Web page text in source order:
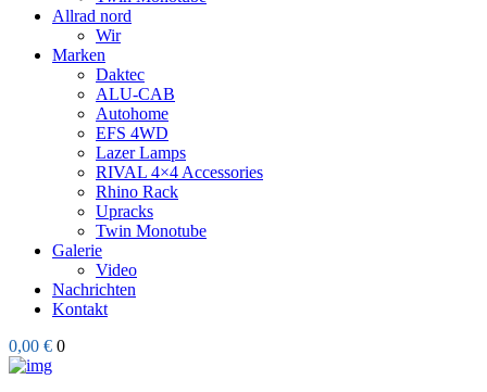
Allrad nord
Wir
Marken
Daktec
ALU-CAB
Autohome
EFS 4WD
Lazer Lamps
RIVAL 4×4 Accessories
Rhino Rack
Upracks
Twin Monotube
Galerie
Video
Nachrichten
Kontakt
0,00 € 0